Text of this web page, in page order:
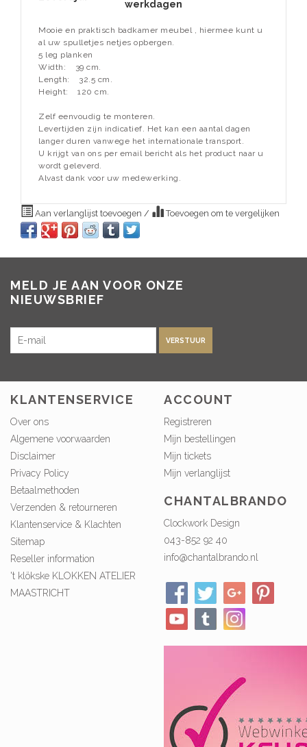
werkdagen
Mooie en praktisch badkamer meubel , hiermee kunt u
al uw spulletjes netjes opbergen.
5 leg planken
Width:
39 cm.
Length:
32.5 cm.
Height:
120 cm.
Zelf eenvoudig te monteren.
Levertijden zijn indicatief. Het kan een aantal dagen
langer duren vanwege het internationale transport.
U krijgt van ons per email bericht als het product naar u
wordt geleverd.
Alvast dank voor uw medewerking.
Aan verlanglijst toevoegen / Toevoegen om te vergelijken
MELD JE AAN VOOR ONZE
NIEUWSBRIEF
VERSTUUR
KLANTENSERVICE
Over ons
Algemene voorwaarden
Disclaimer
Privacy Policy
Betaalmethoden
Verzenden & retourneren
Klantenservice & Klachten
Sitemap
Reseller information
't klökske KLOKKEN ATELIER
MAASTRICHT
ACCOUNT
Registreren
Mijn bestellingen
Mijn tickets
Mijn verlanglijst
CHANTALBRANDO
Clockwork Design
043-852 92 40
info@chantalbrando.nl